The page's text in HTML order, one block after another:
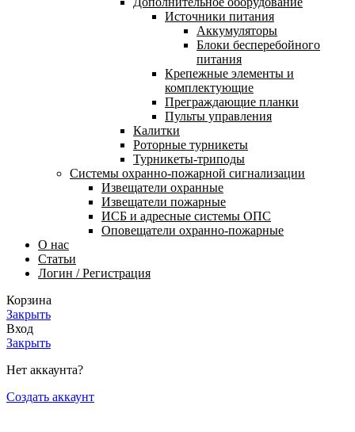
Источники питания
Аккумуляторы
Блоки бесперебойного
питания
Крепежные элементы и
комплектующие
Преграждающие планки
Пульты управления
Калитки
Роторные турникеты
Турникеты-триподы
Системы охранно-пожарной сигнализации
Извещатели охранные
Извещатели пожарные
ИСБ и адресные системы ОПС
Оповещатели охранно-пожарные
О нас
Статьи
Логин / Регистрация
Корзина
Закрыть
Вход
Закрыть
Нет аккаунта?
Создать аккаунт